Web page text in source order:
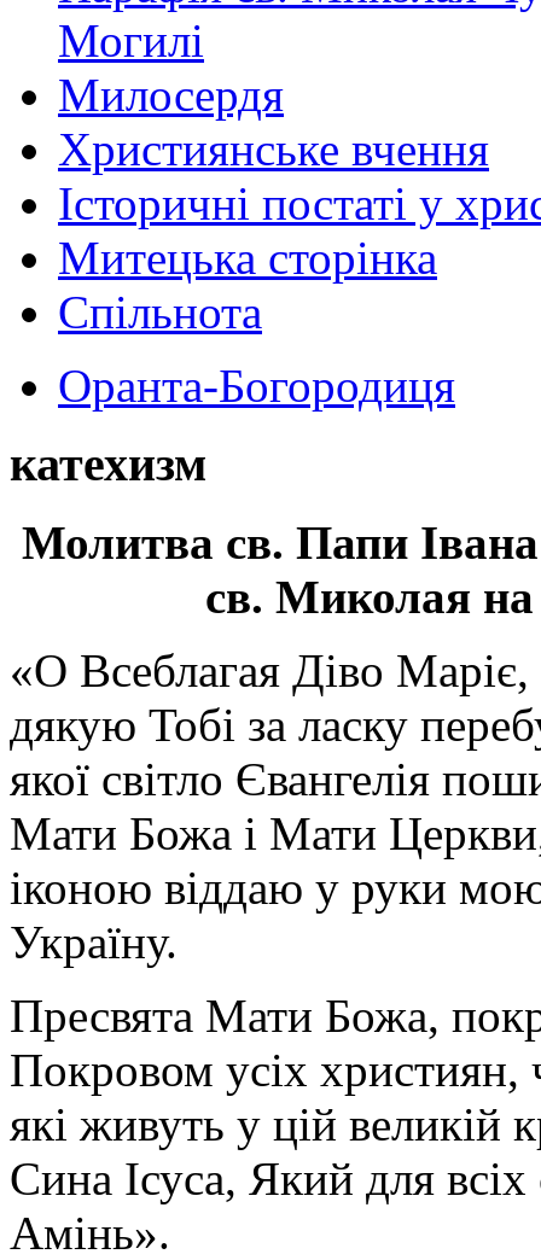
Могилі
Милосердя
Християнське вчення
Історичні постаті у
Митецька сторінка
Спільнота
Оранта-Богородиця
катехизм
Молитва св. Папи
св. Миколая на
«О Всеблагая Діво
дякую Тобі за ласку
якої світло Євангелія
Мати Божа і Мати
іконою віддаю у руки
Україну.
Пресвята Мати Божа,
Покровом усіх християн,
які живуть у цій великій
Сина Ісуса, Який для
Амінь».